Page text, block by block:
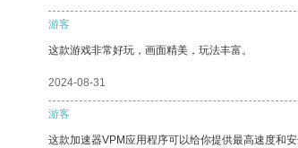
游客
这款游戏非常好玩，画面精美，玩法丰富。
2024-08-31
游客
这款加速器VPM应用程序可以给你提供最高速度和